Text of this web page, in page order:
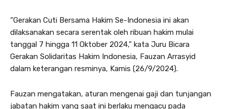
“Gerakan Cuti Bersama Hakim Se-Indonesia ini akan
dilaksanakan secara serentak oleh ribuan hakim mulai
tanggal 7 hingga 11 Oktober 2024,” kata Juru Bicara
Gerakan Solidaritas Hakim Indonesia, Fauzan Arrasyid
dalam keterangan resminya, Kamis (26/9/2024).
Fauzan mengatakan, aturan mengenai gaji dan tunjangan
jabatan hakim yang saat ini berlaku mengacu pada